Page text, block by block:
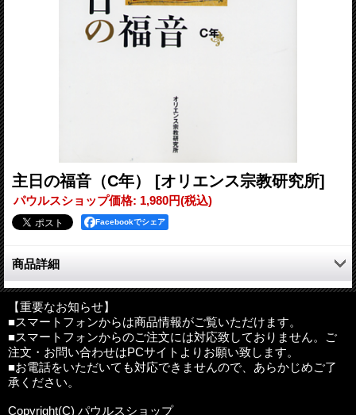
主日の福音（C年） [オリエンス宗教研究所]
パウルスショップ価格: 1,980円(税込)
Facebookでシェア
商品詳細
各年の主日と主要な祝祭日の福音朗読個所を解説します。その日
のキーポイントを簡潔に示し、あわせて旧約・共観福音書相互の
関連まで理解できます。理解を助ける図解も豊富。教皇庁立聖書
研究所を卒業、長年にわたって神学生に聖書学を教え続けてきた
著者の豊かな経験と、深い霊性に基づいた造詣が随所に盛り込ま
れています。
著者：雨宮 慧
【重要なお知らせ】
■スマートフォンからは商品情報がご覧いただけます。
■スマートフォンからのご注文には対応致しておりません。ご
注文・お問い合わせはPCサイトよりお願い致します。
■お電話をいただいても対応できませんので、あらかじめご了
承ください。
Copyright(C) パウルスショップ